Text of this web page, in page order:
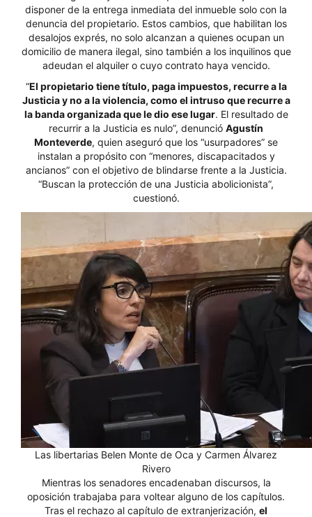
disponer de la entrega inmediata del inmueble solo con la
denuncia del propietario. Estos cambios, que habilitan los
desalojos exprés, no solo alcanzan a quienes ocupan un
domicilio de manera ilegal, sino también a los inquilinos que
adeudan el alquiler o cuyo contrato haya vencido.
“El propietario tiene título, paga impuestos, recurre a la
Justicia y no a la violencia, como el intruso que recurre a
la banda organizada que le dio ese lugar. El resultado de
recurrir a la Justicia es nulo”, denunció Agustín
Monteverde, quien aseguró que los “usurpadores” se
instalan a propósito con “menores, discapacitados y
ancianos” con el objetivo de blindarse frente a la Justicia.
“Buscan la protección de una Justicia abolicionista”,
cuestionó.
Las libertarias Belen Monte de Oca y Carmen Álvarez
Rivero
Mientras los senadores encadenaban discursos, la
oposición trabajaba para voltear alguno de los capítulos.
Tras el rechazo al capítulo de extranjerización, el